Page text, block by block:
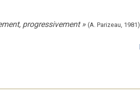
progressivement » (A. Parizeau, 1981).